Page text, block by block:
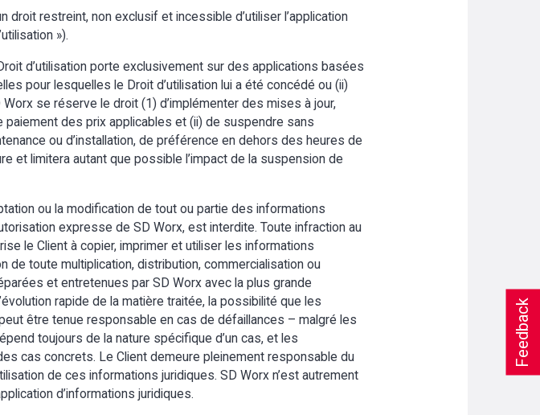
Feedback
restreint, non exclusif et incessible d’utiliser l’application
»).
d’utilisation porte exclusivement sur des applications basées
pour lesquelles le Droit d’utilisation lui a été concédé ou (ii)
se réserve le droit (1) d’implémenter des mises à jour,
des prix applicables et (ii) de suspendre sans
ou d’installation, de préférence en dehors des heures de
et limitera autant que possible l’impact de la suspension de
ou la modification de tout ou partie des informations
expresse de SD Worx, est interdite. Toute infraction au
le Client à copier, imprimer et utiliser les informations
toute multiplication, distribution, commercialisation ou
et entretenues par SD Worx avec la plus grande
rapide de la matière traitée, la possibilité que les
être tenue responsable en cas de défaillances – malgré les
toujours de la nature spécifique d’un cas, et les
cas concrets. Le Client demeure pleinement responsable du
de ces informations juridiques. SD Worx n’est autrement
d’informations juridiques.